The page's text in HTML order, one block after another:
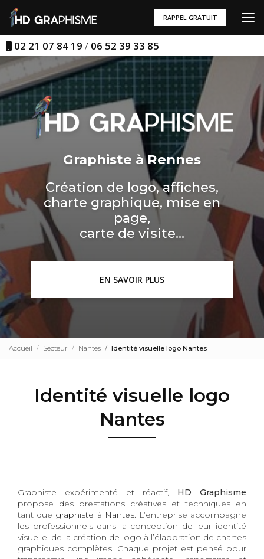
au
contenu
principal
02 21 07 84 19 / 06 52 39 33 85
RAPPEL GRATUIT
Graphiste à Rennes
Création de logo, affiches,
charte graphique, mise en
page,
carte de visite...
EN SAVOIR PLUS
Accueil Secteur Nantes Identité visuelle logo Nantes
Identité visuelle logo
Nantes
Graphiste expérimenté et réactif, HD Graphisme
propose des prestations créatives et techniques en
tant que graphiste à Nantes. L’entreprise accompagne
les professionnels dans la conception de leur identité
visuelle, de la création de logo à l’élaboration de chartes
graphiques complètes. Chaque projet est pensé pour